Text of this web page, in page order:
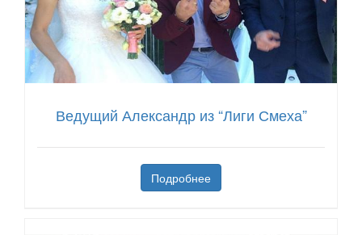
Ведущий Александр из “Лиги Смеха”
Подробнее